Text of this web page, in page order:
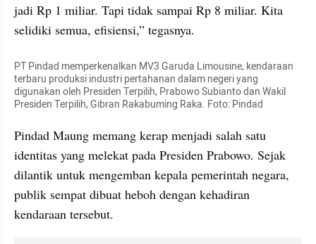
jadi Rp 1 miliar. Tapi tidak sampai Rp 8 miliar. Kita
selidiki semua, efisiensi,” tegasnya.
PT Pindad memperkenalkan MV3 Garuda Limousine, kendaraan
terbaru produksi industri pertahanan dalam negeri yang
digunakan oleh Presiden Terpilih, Prabowo Subianto dan Wakil
Presiden Terpilih, Gibran Rakabuming Raka. Foto: Pindad
Pindad Maung memang kerap menjadi salah satu
identitas yang melekat pada Presiden Prabowo. Sejak
dilantik untuk mengemban kepala pemerintah negara,
publik sempat dibuat heboh dengan kehadiran
kendaraan tersebut.